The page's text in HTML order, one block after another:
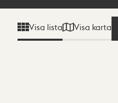
Visa lista Visa karta